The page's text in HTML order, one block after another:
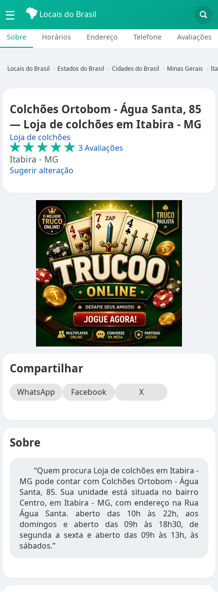
☰ Locais do Brasil
Sobre Horários Endereço Telefone Avaliações
Locais do Brasil Estados do Brasil Cidades do Brasil Minas Gerais
Colchões Ortobom - Água Santa, 85
— Loja de colchões em Itabira - MG
Loja de colchões
★★★★★ 3 Avaliações
Itabira - MG
Sugerir alteração
Compartilhar
WhatsApp Facebook X
Sobre
“Quem procura Loja de colchões em Itabira -
MG pode contar com Colchões Ortobom - Água
Santa, 85. Sua unidade está situada no bairro
Centro, em Itabira - MG, com endereço na Rua
Água Santa. aberto das 10h às 22h, aos
domingos e aberto das 09h às 18h30, de
segunda a sexta e aberto das 09h às 13h, às
sábados.”